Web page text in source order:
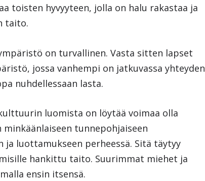
toisten hyvyyteen, jolla on halu rakastaa ja
taito.
on turvallinen. Vasta sitten lapset
jossa vanhempi on jatkuvassa yhteyden
nuhdellessaan lasta.
luomista on löytää voimaa olla
tunnepohjaiseen
luottamukseen perheessä. Sitä täytyy
hankittu taito. Suurimmat miehet ja
ensin itsensä.